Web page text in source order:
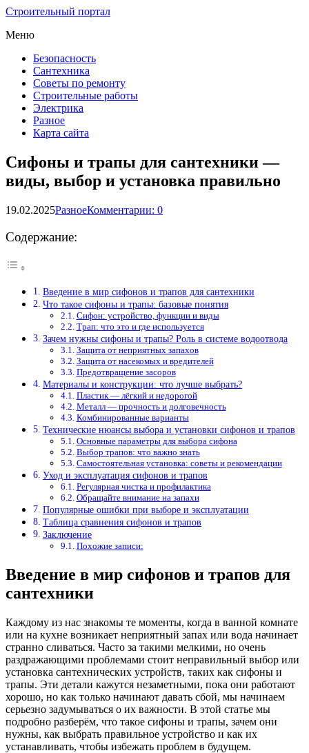
Строительный портал
Меню
Безопасность
Сантехника
Советы по ремонту
Строительные работы
Электрика
Разное
Карта сайта
Сифоны и трапы для сантехники —
виды, выбор и установка правильно
19.02.2025РазноеКомментарии: 0
Содержание:
Введение в мир сифонов и трапов для сантехники
Что такое сифоны и трапы: базовые понятия
Сифон: устройство, функции и виды
Трап: что это и где используется
Зачем нужны сифоны и трапы? Роль в системе водоотвода
Защита от неприятных запахов
Защита от насекомых и вредителей
Предотвращение засоров
Материалы и конструкции: что лучше выбрать?
Пластик — лёгкий и недорогой
Металл — прочность и долговечность
Комбинированные варианты
Технические нюансы выбора и установки сифонов и трапов
Основные параметры для выбора сифона
Выбор трапов: что важно знать
Самостоятельная установка: советы и рекомендации
Уход и эксплуатация сифонов и трапов
Регулярная чистка и профилактика
Обращайте внимание на запахи
Популярные ошибки при выборе и эксплуатации
Таблица сравнения сифонов и трапов
Заключение
Похожие записи:
Введение в мир сифонов и трапов для
сантехники
Каждому из нас знакомы те моменты, когда в ванной комнате
или на кухне возникает неприятный запах или вода начинает
странно сливаться. Часто за такими мелкими, но очень
раздражающими проблемами стоит неправильный выбор или
установка сантехнических устройств, таких как сифоны и
трапы. Эти детали кажутся незаметными, пока они работают
хорошо, но как только начинают давать сбой, мы начинаем
серьезно задумываться о их важности. В этой статье мы
подробно разберём, что такое сифоны и трапы, зачем они
нужны, как выбрать правильное устройство и как их
устанавливать, чтобы избежать проблем в будущем.